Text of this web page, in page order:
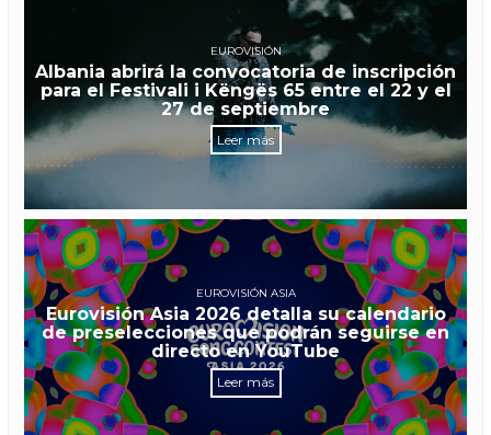
EUROVISIÓN
Albania abrirá la convocatoria de inscripción
para el Festivali i Këngës 65 entre el 22 y el
27 de septiembre
Leer más
EUROVISIÓN ASIA
Eurovisión Asia 2026 detalla su calendario
de preselecciones que podrán seguirse en
directo en YouTube
Leer más